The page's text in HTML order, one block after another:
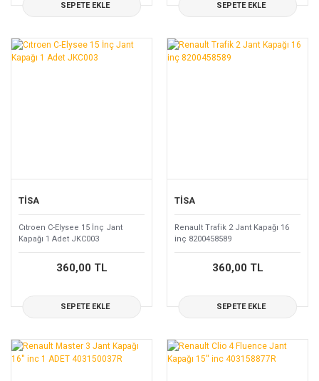
SEPETE EKLE SEPETE EKLE
TİSA
Cıtroen C-Elysee 15 İnç Jant
Kapağı 1 Adet JKC003
360,00 TL
SEPETE EKLE
TİSA
Renault Trafik 2 Jant Kapağı 16
inç 8200458589
360,00 TL
SEPETE EKLE